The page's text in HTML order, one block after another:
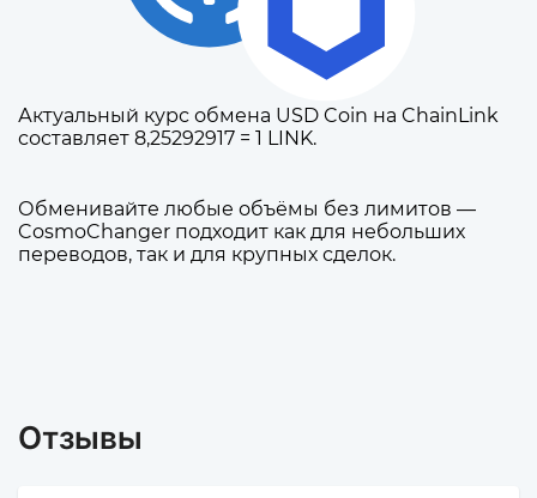
Актуальный курс обмена USD Coin на ChainLink
составляет 8,25292917 = 1 LINK.
Обменивайте любые объёмы без лимитов —
CosmoChanger подходит как для небольших
переводов, так и для крупных сделок.
Отзывы